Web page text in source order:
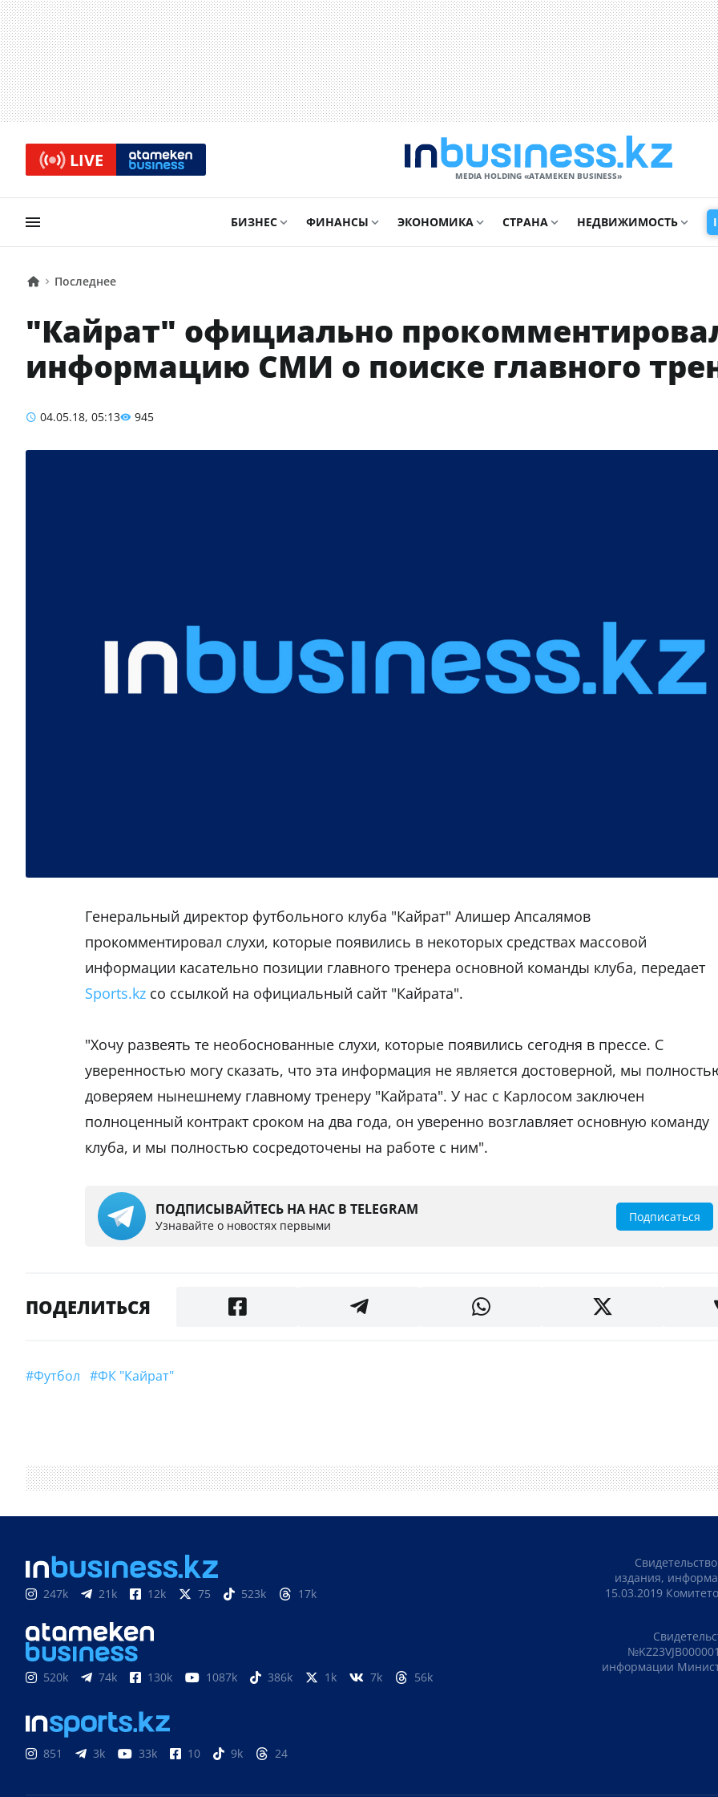
LIVE
MEDIA HOLDING «ATAMEKЕN BUSINESS»
БИЗНЕС ФИНАНСЫ ЭКОНОМИКА СТРАНА НЕДВИЖИМОСТЬ
Последнее
"Кайрат" официально
информацию СМИ о поиске главного
04.05.18, 05:13 945
Генеральный директор футбольного клуба "Кайрат" Алишер Апсалямов
прокомментировал слухи, которые появились в некоторых средствах массовой
информации касательно позиции главного тренера основной команды клуба, передает
Sports.kz со ссылкой на официальный сайт "Кайрата".
"Хочу развеять те необоснованные слухи, которые появились сегодня в прессе. С
уверенностью могу сказать, что эта информация не является достоверной, мы
доверяем нынешнему главному тренеру "Кайрата". У нас с Карлосом заключен
полноценный контракт сроком на два года, он уверенно возглавляет основную команду
клуба, и мы полностью сосредоточены на работе с ним".
ПОДПИСЫВАЙТЕСЬ НА НАС В TELEGRAM
Узнавайте о новостях первыми
Подписаться
ПОДЕЛИТЬСЯ
#футбол #ФК "Кайрат"
247k 21k 12k 75 523k 17k
520k 74k 130k 1087k 386k 1k 7k 56k
851 3k 33k 10 9k 24
издания,
15.03.2019
информации